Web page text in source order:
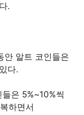
.
안 알트 코인들은
다.
은 5%~10%씩
하면서